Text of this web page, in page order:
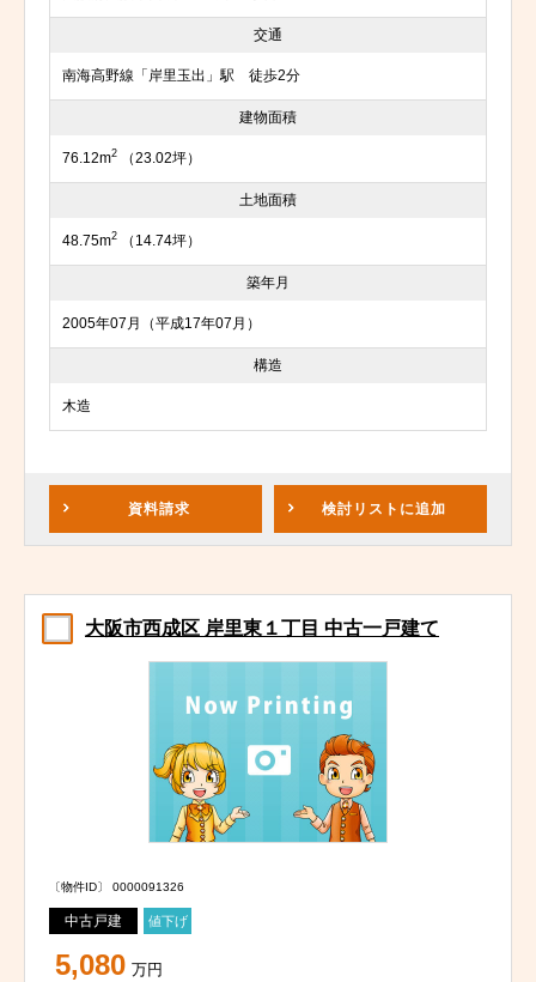
交通
南海高野線「岸里玉出」駅 徒歩2分
建物面積
76.12m2 （23.02坪）
土地面積
48.75m2 （14.74坪）
築年月
2005年07月（平成17年07月）
構造
木造
資料請求 検討リスト に追加
大阪市西成区 岸里東１丁目 中古一戸建て
〔物件ID〕 0000091326
中古戸建 値下げ
5,080 万円